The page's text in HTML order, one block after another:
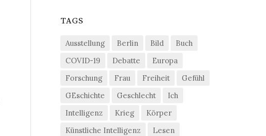
TAGS
Ausstellung Berlin Bild
Buch
COVID-19
Debatte
Europa
Forschung
Frau Freiheit
Gefühl
GEschichte
Geschlecht
Ich
Intelligenz
Krieg
Körper
Künstliche Intelligenz
Lesen